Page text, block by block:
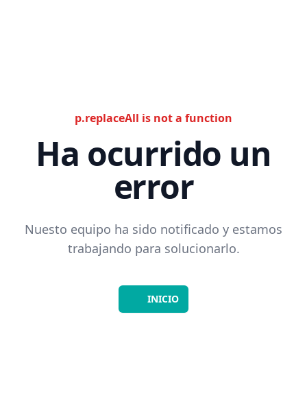
p.replaceAll is not a function
Ha ocurrido un
error
Nuesto equipo ha sido notificado y estamos
trabajando para solucionarlo.
INICIO